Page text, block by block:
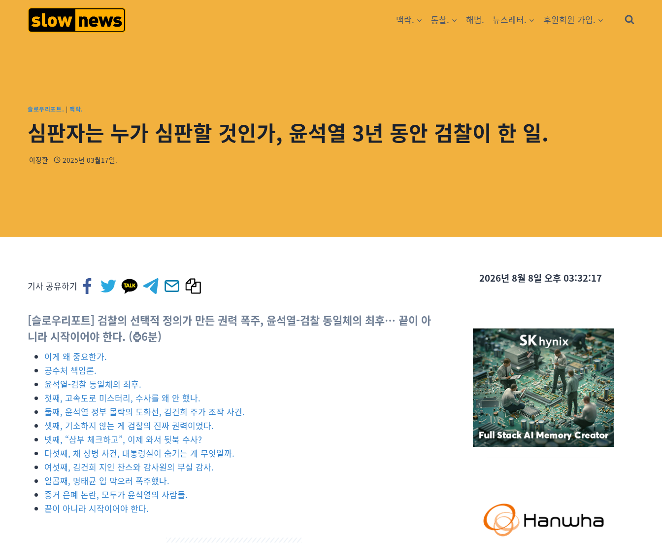
맥락. 통찰. 해법. 뉴스레터. 후원회원 가입.
슬로우리포트. | 맥락.
심판자는 누가 심판할 것인가, 윤석열 3년 동안 검찰이 한 일.
이정환 2025년 03월17일.
기사 공유하기
[슬로우리포트] 검찰의 선택적 정의가 만든 권력 폭주, 윤석열-검찰 동일체의 최후… 끝이 아
니라 시작이어야 한다. (⌚6분)
이게 왜 중요한가.
공수처 책임론.
윤석열-검찰 동일체의 최후.
첫째, 고속도로 미스터리, 수사를 왜 안 했나.
둘째, 윤석열 정부 몰락의 도화선, 김건희 주가 조작 사건.
셋째, 기소하지 않는 게 검찰의 진짜 권력이었다.
넷째, “삼부 체크하고”, 이제 와서 뒷북 수사?
다섯째, 채 상병 사건, 대통령실이 숨기는 게 무엇일까.
여섯째, 김건희 지인 찬스와 감사원의 부실 감사.
일곱째, 명태균 입 막으러 폭주했나.
증거 은폐 논란, 모두가 윤석열의 사람들.
끝이 아니라 시작이어야 한다.
2026년 8월 8일 오후 03:32:19